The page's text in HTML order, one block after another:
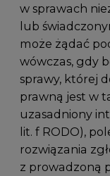
w sprawach
lub
może żądać
wówczas, gdy
sprawy, której
prawną jest w
uzasadniony
lit. f RODO),
rozwiązania
z prowadzoną